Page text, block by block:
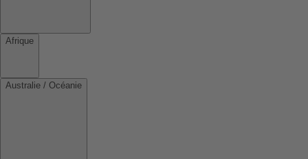
Afrique
Australie / Océanie